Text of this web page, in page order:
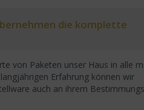
die komplette
von Paketen unser Haus in alle
Erfahrung können wir
auch an ihrem